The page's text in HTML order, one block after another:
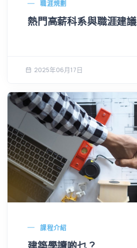
職涯規劃
熱門高薪科系與職涯建議
2025年06月17日
課程介紹